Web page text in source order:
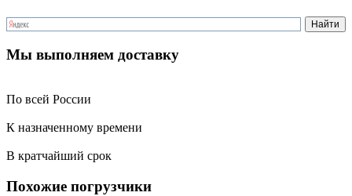
Мы выполняем доставку
По всей России
К назначенному времени
В кратчайший срок
Похожие погрузчики